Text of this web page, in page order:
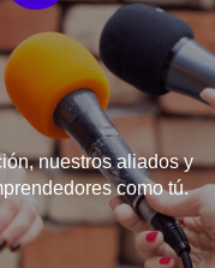
nuestros aliados y
como tú.